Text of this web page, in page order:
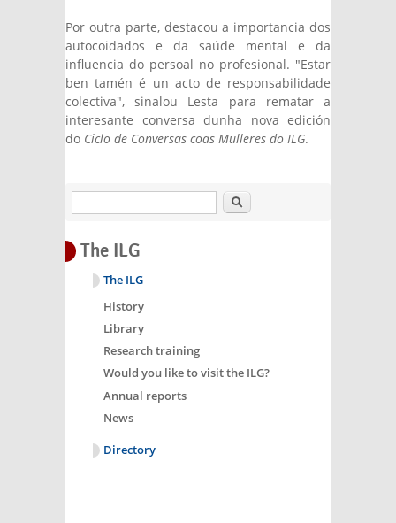
Por outra parte, destacou a importancia dos
autocoidados e da saúde mental e da
influencia do persoal no profesional. "Estar
ben tamén é un acto de responsabilidade
colectiva", sinalou Lesta para rematar a
interesante conversa dunha nova edición
do Ciclo de Conversas coas Mulleres do ILG.
Search
The ILG
The ILG
History
Library
Research training
Would you like to visit the ILG?
Annual reports
News
Directory